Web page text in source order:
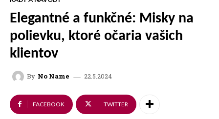
Elegantné a funkčné: Misky na
polievku, ktoré očaria vašich
klientov
By No Name 22.5.2024
FACEBOOK TWITTER